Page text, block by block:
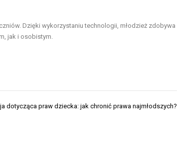
Dzięki wykorzystaniu technologii, młodzież zdobywa
jak i osobistym.
dotycząca praw dziecka: jak chronić prawa najmłodszych?